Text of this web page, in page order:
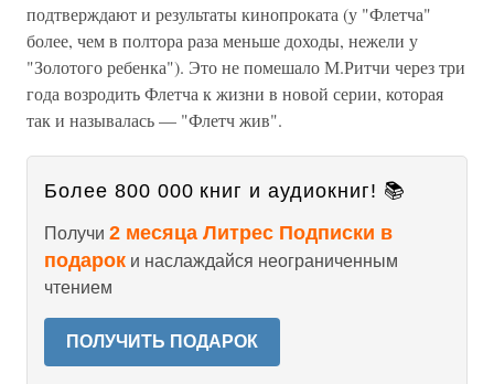
подтверждают и результаты кинопроката (у "Флетча"
более, чем в полтора раза меньше доходы, нежели у
"Золотого ребенка"). Это не помешало М.Ритчи через три
года возродить Флетча к жизни в новой серии, которая
так и называлась — "Флетч жив".
Более 800 000 книг и аудиокниг! 📚
Получи 2 месяца Литрес Подписки в
подарок и наслаждайся неограниченным
чтением
ПОЛУЧИТЬ ПОДАРОК